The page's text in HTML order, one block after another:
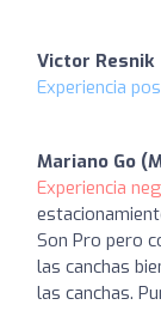
Victor Resnik
Experiencia
Mariano Go
Experiencia
Son Pro pero
las canchas
las canchas.